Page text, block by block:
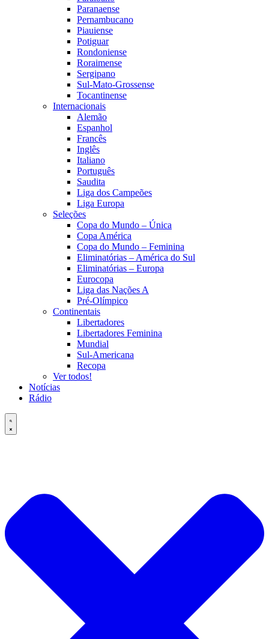
Paranaense
Pernambucano
Piauiense
Potiguar
Rondoniense
Roraimense
Sergipano
Sul-Mato-Grossense
Tocantinense
Internacionais
Alemão
Espanhol
Francês
Inglês
Italiano
Português
Saudita
Liga dos Campeões
Liga Europa
Seleções
Copa do Mundo – Única
Copa América
Copa do Mundo – Feminina
Eliminatórias – América do Sul
Eliminatórias – Europa
Eurocopa
Liga das Nações A
Pré-Olímpico
Continentais
Libertadores
Libertadores Feminina
Mundial
Sul-Americana
Recopa
Ver todos!
Notícias
Rádio